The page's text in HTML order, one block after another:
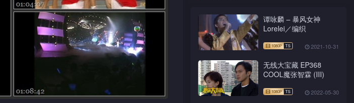
谭咏麟 – 暴风女神
Lorelei／编织
2021-10-31
无线大宝藏 EP368
COOL魔张智霖 (III)
2022-05-30